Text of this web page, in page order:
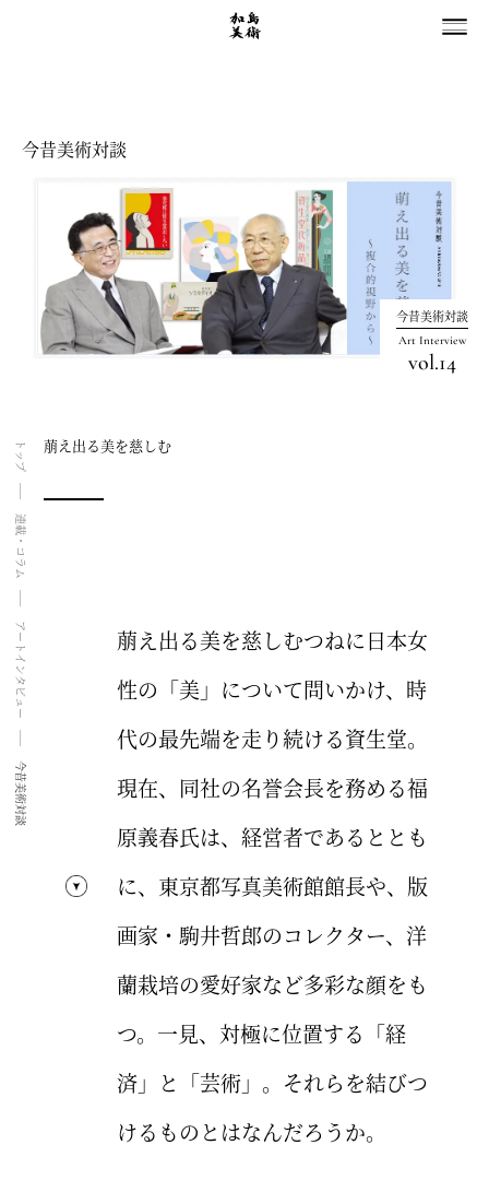
トップ
連載・コラム
アートインタビュー
今昔美術対談
今昔美術対談
Art Interview
vol.14
今昔美術対談
萠え出る美を慈しむ
萠え出る美を慈しむつねに日本女
性の「美」について問いかけ、時
代の最先端を走り続ける資生堂。
現在、同社の名誉会長を務める福
原義春氏は、経営者であるととも
に、東京都写真美術館館長や、版
画家・駒井哲郎のコレクター、洋
蘭栽培の愛好家など多彩な顔をも
つ。一見、対極に位置する「経
済」と「芸術」。それらを結びつ
けるものとはなんだろうか。